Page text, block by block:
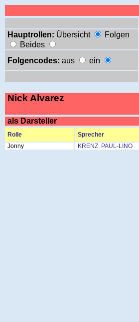
Hauptrollen: Übersicht
Folgen
Beides
Folgencodes: aus ein
Nick Alvarez
als Darsteller
Rolle Sprecher
Jonny
KRENZ, PAUL-LINO